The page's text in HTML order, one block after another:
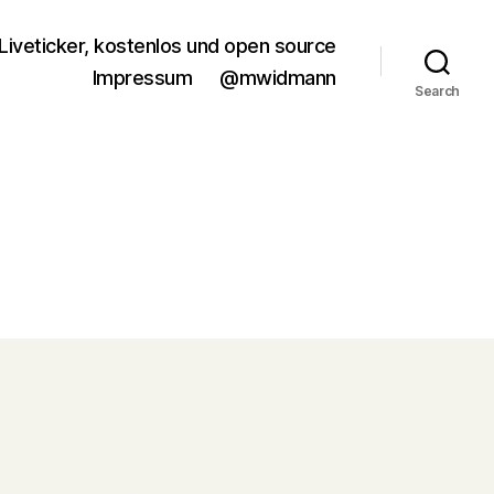
kostenlos und open source
Impressum
@mwidmann
Search